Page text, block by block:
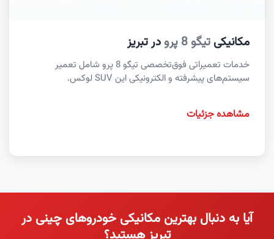
مکانیکی تیگو 8 پرو در تبریز
خدمات تعمیراتی فوق‌تخصصی تیگو 8 پرو شامل تعمیر
سیستم‌های پیشرفته و الکترونیکی این SUV لوکس.
مشاهده جزئیات
آیا به دنبال بهترین مکانیکی خودروهای چینی در